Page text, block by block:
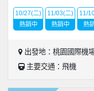
10/27(二)
熱銷中
11/03(二)
熱銷中
11/
熱
出發地：桃園國際機
主要交通：飛機